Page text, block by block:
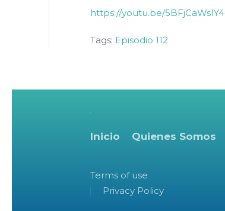
https://youtu.be/5BFjCaWsIY4
Tags: Episodio 112
Inicio Quienes Somos
Terms of use
Privacy Policy